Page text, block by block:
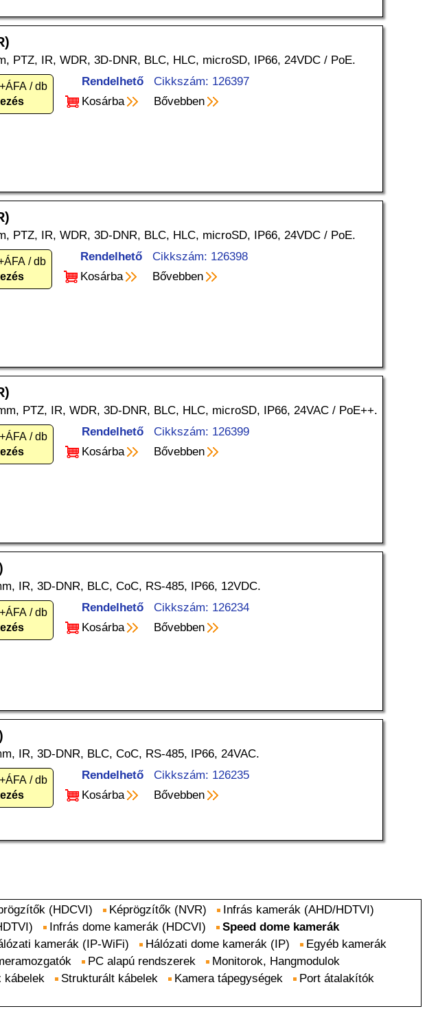
PTZ, IR, WDR, 3D-DNR, BLC, HLC, microSD, IP66, 24VDC / PoE.
+ÁFA / db
Rendelhető
Cikkszám: 126397
Kosárba
Bővebben
PTZ, IR, WDR, 3D-DNR, BLC, HLC, microSD, IP66, 24VDC / PoE.
/ db
Rendelhető
Cikkszám: 126398
Kosárba
Bővebben
PTZ, IR, WDR, 3D-DNR, BLC, HLC, microSD, IP66, 24VAC / PoE++.
+ÁFA / db
Rendelhető
Cikkszám: 126399
Kosárba
Bővebben
IR, 3D-DNR, BLC, CoC, RS-485, IP66, 12VDC.
+ÁFA / db
Rendelhető
Cikkszám: 126234
Kosárba
Bővebben
IR, 3D-DNR, BLC, CoC, RS-485, IP66, 24VAC.
+ÁFA / db
Rendelhető
Cikkszám: 126235
Kosárba
Bővebben
(HDCVI) Képrögzítők (NVR)
Infrás kamerák (AHD/HDTVI)
Infrás dome kamerák (HDCVI)
Speed dome kamerák
kamerák (IP-WiFi) Hálózati dome kamerák (IP)
Egyéb kamerák
PC alapú rendszerek
Monitorok, Hangmodulok
kábelek Strukturált kábelek Kamera tápegységek
Port átalakítók